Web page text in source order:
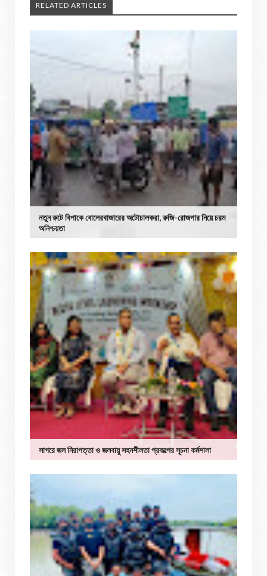
RELATED ARTICLES
নতুন রুটে বিপাকে বোলেরবাজারের অটোচালকরা, রুজি-রোজগার নিয়ে চরম
অনিশ্চয়তা
সাগরে জল নিরাপত্তা ও জলবায়ু সহনশীলতা প্রকল্পের সূচনা কর্মশালা